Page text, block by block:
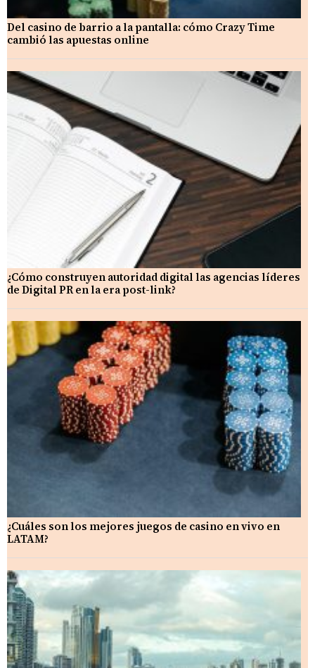
Del casino de barrio a la pantalla: cómo Crazy Time
cambió las apuestas online
¿Cómo construyen autoridad digital las agencias líderes
de Digital PR en la era post-link?
¿Cuáles son los mejores juegos de casino en vivo en
LATAM?